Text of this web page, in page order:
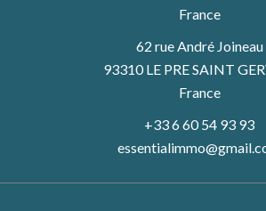
France
62 rue André Joineau
93310 LE PRE SAINT
France
+33 6 60 54 93 93